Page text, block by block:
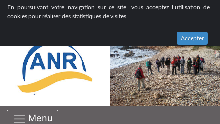
En poursuivant votre navigation sur ce site, vous acceptez l’utilisation de
cookies pour réaliser des statistiques de visites.
Accepter
ASSOCIATION NATIONALE DE RETRAITÉS GROUPE
BOUCHES-DU-RHÔNE
Menu